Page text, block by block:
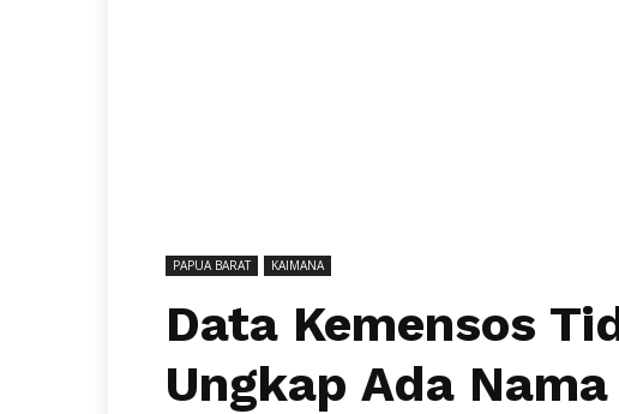
PAPUA BARAT KAIMANA
Data Kemensos
Ungkap Ada